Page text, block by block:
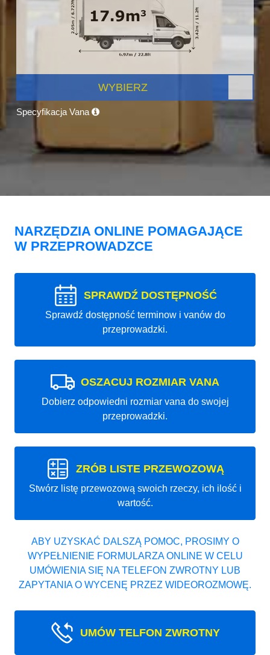
WYBIERZ
Specyfikacja Vana
NARZĘDZIA ONLINE POMAGAJĄCE
W PRZEPROWADZCE
SPRAWDŹ DOSTĘPNOŚĆ
Sprawdź dostępność terminow i vanów do
przeprowadzki.
OSZACUJ ROZMIAR VANA
Dobierz odpowiedni rozmiar vana do swojej
przeprowadzki.
ZRÓB LISTE PRZEWOZOWĄ
Stwórz listę przewozową swoich rzeczy, ich ilość i
wartość.
ABY UZYSKAĆ DALSZĄ POMOC, PROSIMY O
WYPEŁNIENIE FORMULARZA ONLINE W CELU
UMÓWIENIA SIĘ NA TELEFON ZWROTNY LUB
ZAPYTANIA O WYCENĘ PRZEZ WIDEOROZMOWĘ.
UMÓW TELFON ZWROTNY